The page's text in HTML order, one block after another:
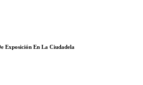
Exposición En La Ciudadela